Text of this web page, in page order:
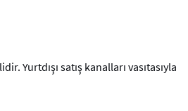
Yurtdışı satış kanalları vasıtasıyla